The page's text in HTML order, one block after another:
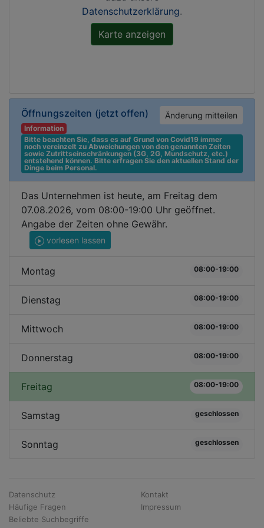
Öffnungszeiten (jetzt offen) Änderung mitteilen
Information
Bitte beachten Sie, dass es auf Grund von Covid19 immer
noch vereinzelt zu Abweichungen von den genannten Zeiten
sowie Zutrittseinschränkungen (3G, 2G, Mundschutz, etc.)
entstehend können. Bitte erfragen Sie den aktuellen Stand der
Dinge beim Personal.
Das Unternehmen ist heute, am Freitag dem
07.08.2026, vom 08:00-19:00 Uhr geöffnet.
Angabe der Zeiten ohne Gewähr.
vorlesen lassen
Montag 08:00-19:00
Dienstag 08:00-19:00
Mittwoch 08:00-19:00
Donnerstag 08:00-19:00
Freitag 08:00-19:00
Samstag geschlossen
Sonntag geschlossen
Datenschutzerklärung.
Datenschutz
Häufige Fragen
Beliebte Suchbegriffe
Kontakt
Impressum